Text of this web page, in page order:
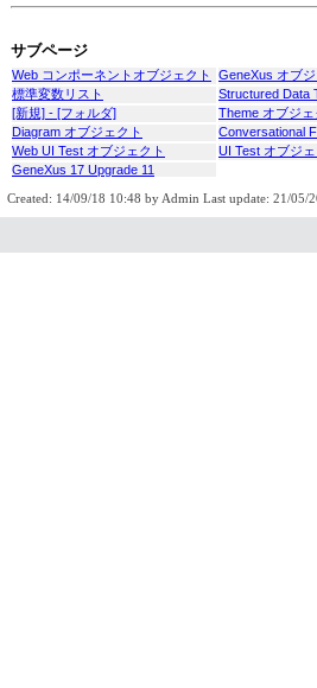
サブページ
Web コンポーネントオブジェクト GeneXus オブジ
標準変数リスト
Structured Data
[新規] - [フォルダ]
Theme オブジ
Diagram オブジェクト
Conversational
Web UI Test オブジェクト
UI Test オブジェ
GeneXus 17 Upgrade 11
Created: 14/09/18 10:48 by Admin Last update: 21/05/